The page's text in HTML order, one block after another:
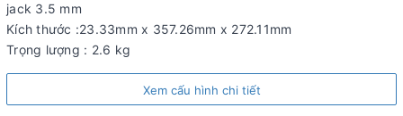
Hiệu năng
jack 3.5 mm
Kích thước :23.33mm x 357.26mm x 272.11mm
Trọng lượng : 2.6 kg
Xem cấu hình chi tiết